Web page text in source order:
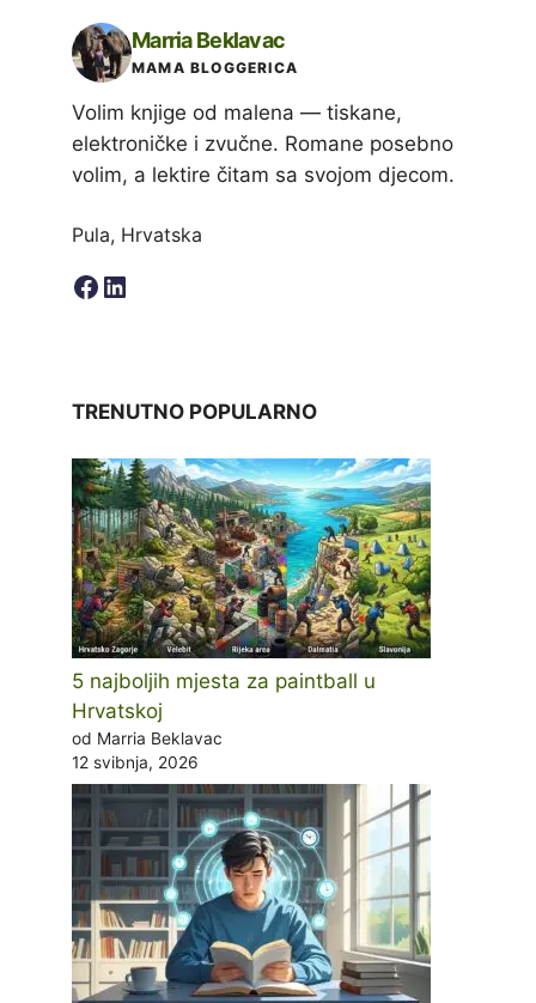
Marria Beklavac
MAMA BLOGGERICA
Volim knjige od malena — tiskane,
elektroničke i zvučne. Romane posebno
volim, a lektire čitam sa svojom djecom.
Pula, Hrvatska
Facebook
LinkedIn
TRENUTNO POPULARNO
5 najboljih mjesta za paintball u
Hrvatskoj
od Marria Beklavac
12 svibnja, 2026